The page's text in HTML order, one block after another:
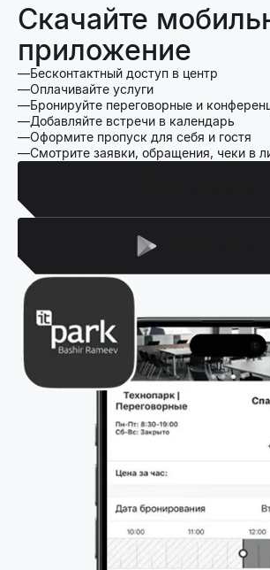
Скачайте
приложение
Бесконтактный доступ в центр
Оплачивайте услуги
Бронируйте переговорные и
Добавляйте встречи в календарь
Оформите пропуск для себя и гостя
Смотрите заявки, обращения, чеки в